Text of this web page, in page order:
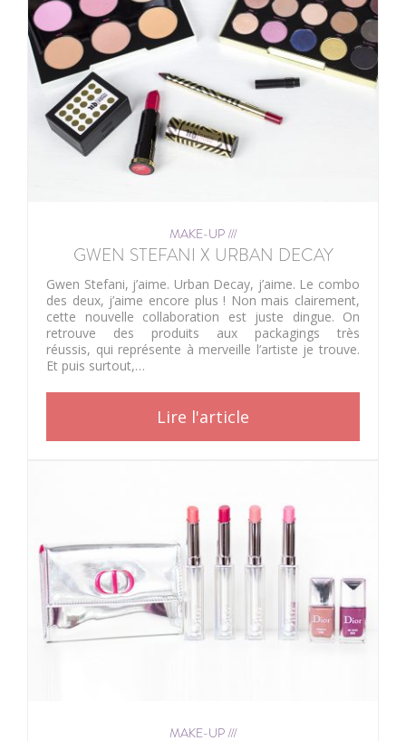
MAKE-UP ///
GWEN STEFANI X URBAN DECAY
Gwen Stefani, j’aime. Urban Decay, j’aime. Le combo
des deux, j’aime encore plus ! Non mais clairement,
cette nouvelle collaboration est juste dingue. On
retrouve des produits aux packagings très
réussis, qui représente à merveille l’artiste je trouve.
Et puis surtout,…
Lire l'article
MAKE-UP ///